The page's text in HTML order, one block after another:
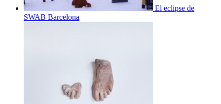
El eclipse de
SWAB Barcelona